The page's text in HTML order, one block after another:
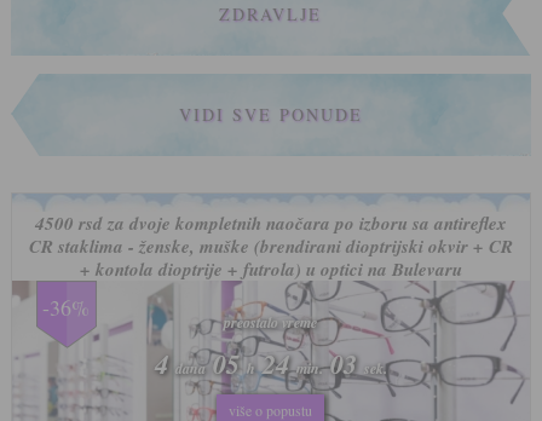
ZDRAVLJE
VIDI SVE PONUDE
4500 rsd za dvoje kompletnih naočara po izboru sa antireflex
CR staklima - ženske, muške (brendirani dioptrijski okvir + CR
+ kontola dioptrije + futrola) u optici na Bulevaru
-36%
preostalo vreme
4 dana 05h 24min. 00 sek.
više o popustu
preostalo vreme
4 dana 05h 24min. 00 sek.
više o popustu